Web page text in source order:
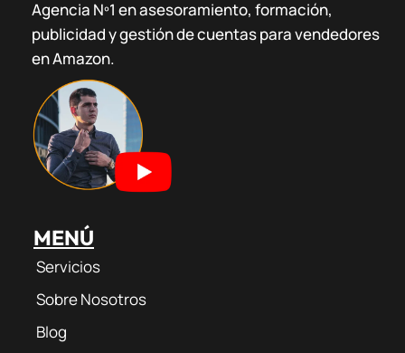
t
a
g
r
a
m
t
u
e
e
g
e
b
Agencia Nº1 en asesoramiento, formación,
publicidad y gestión de cuentas para vendedores
en Amazon.
MENÚ
Servicios
Sobre Nosotros
Blog